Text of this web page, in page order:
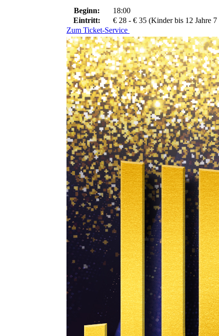
Beginn:
18:00
Eintritt:
€ 28 - € 35 (Kinder bis 12 Jahre 7
Zum Ticket-Service